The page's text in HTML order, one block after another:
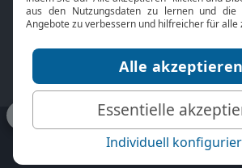
Jobs
Mediadaten
bibeltv.de: Impressum
Nutzungsbedingungen